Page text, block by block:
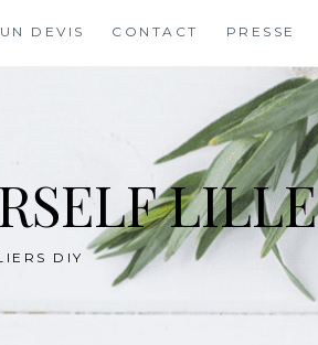
DEVIS CONTACT PRESSE
LILLE
DIY